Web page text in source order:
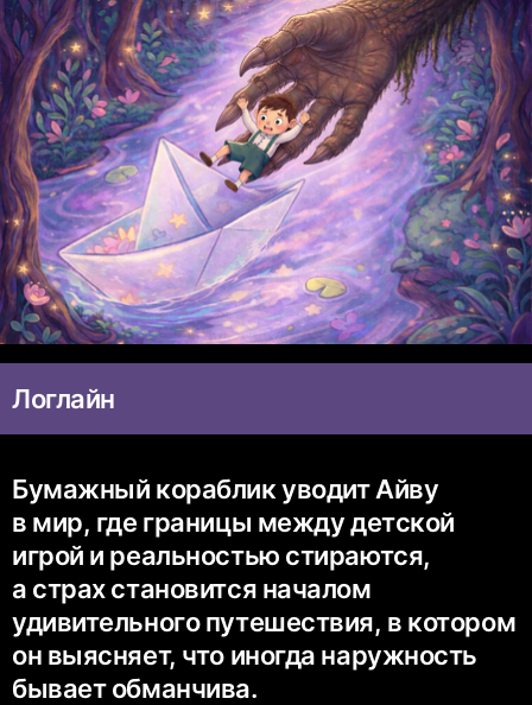
Логлайн
Бумажный кораблик уводит Айву
в мир, где границы между детской
игрой и реальностью стираются,
а страх становится началом
удивительного путешествия, в котором
он выясняет, что иногда наружность
бывает обманчива.